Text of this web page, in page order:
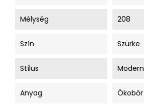
Mélység 208
Szín Szürke
Stílus Modern
Anyag Ökobőr